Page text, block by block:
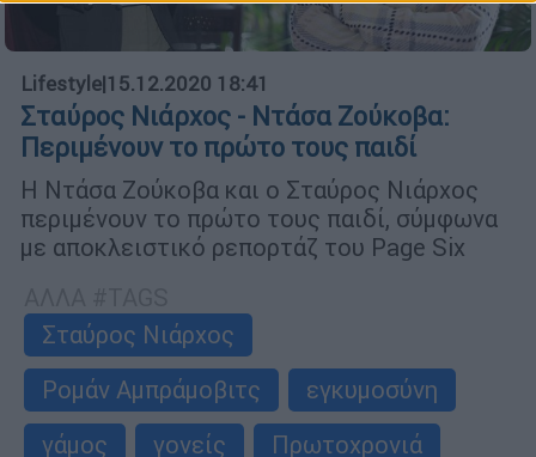
Lifestyle|15.12.2020 18:41
Σταύρος Νιάρχος - Ντάσα Ζούκοβα:
Περιμένουν το πρώτο τους παιδί
Η Ντάσα Ζούκοβα και ο Σταύρος Νιάρχος
περιμένουν το πρώτο τους παιδί, σύμφωνα
με αποκλειστικό ρεπορτάζ του Page Six
Σταύρος Νιάρχος
Ρομάν Αμπράμοβιτς
εγκυμοσύνη
γάμος
γονείς Πρωτοχρονιά